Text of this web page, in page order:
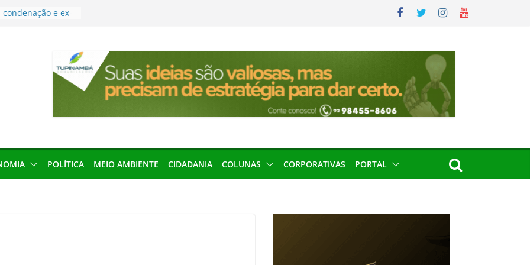
e ex-
podem barrar
de 2026 no
Amazônia
em São
discurso de
defesa do
públicaPOLÍTICA MEIO AMBIENTE CIDADANIA COLUNAS CORPORATIVAS PORTAL